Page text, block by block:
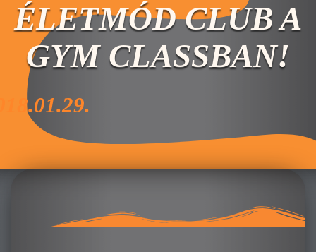
ÉLETMÓD CLUB A
GYM CLASSBAN!